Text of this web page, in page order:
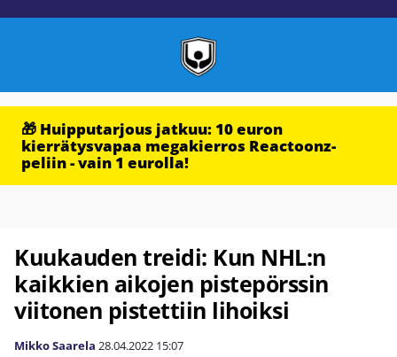
🎁 Huipputarjous jatkuu: 10 euron
kierrätysvapaa megakierros Reactoonz-
peliin - vain 1 eurolla!
Kuukauden treidi: Kun NHL:n
kaikkien aikojen pistepörssin
viitonen pistettiin lihoiksi
Mikko Saarela 28.04.2022 15:07